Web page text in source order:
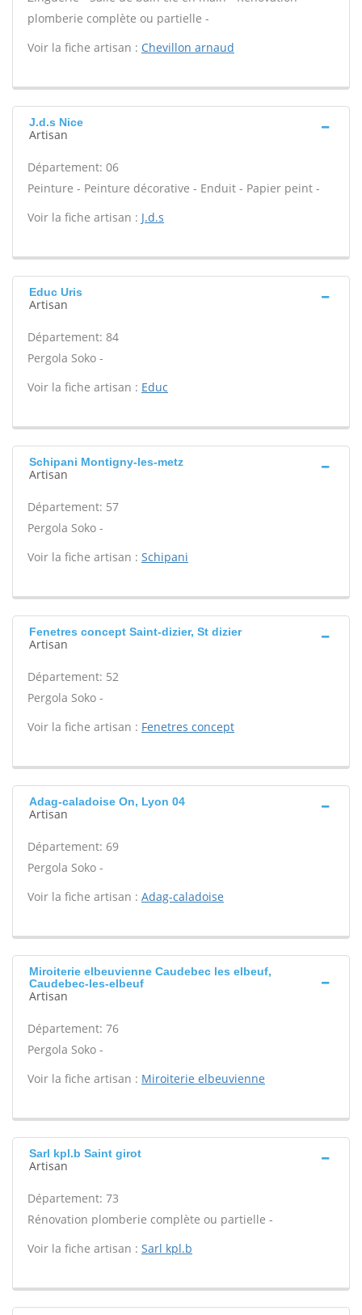
plomberie complète ou partielle -
Voir la fiche artisan : Chevillon arnaud
J.d.s Nice
Artisan
Département: 06
Peinture - Peinture décorative - Enduit - Papier peint -
Voir la fiche artisan : J.d.s
Educ Uris
Artisan
Département: 84
Pergola Soko -
Voir la fiche artisan : Educ
Schipani Montigny-les-metz
Artisan
Département: 57
Pergola Soko -
Voir la fiche artisan : Schipani
Fenetres concept Saint-dizier, St dizier
Artisan
Département: 52
Pergola Soko -
Voir la fiche artisan : Fenetres concept
Adag-caladoise On, Lyon 04
Artisan
Département: 69
Pergola Soko -
Voir la fiche artisan : Adag-caladoise
Miroiterie elbeuvienne Caudebec les elbeuf,
Caudebec-les-elbeuf
Artisan
Département: 76
Pergola Soko -
Voir la fiche artisan : Miroiterie elbeuvienne
Sarl kpl.b Saint girot
Artisan
Département: 73
Rénovation plomberie complète ou partielle -
Voir la fiche artisan : Sarl kpl.b